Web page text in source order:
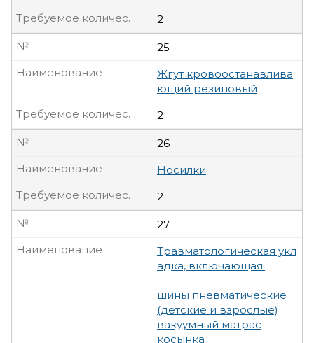
2
Требуемое количество, шт
25
№
Жгут кровоостанавлива
ющий резиновый
Наименование
2
Требуемое количество, шт
26
№
Носилки
Наименование
2
Требуемое количество, шт
27
№
Травматологическая укл
адка, включающая:
шины пневматические
(детские и взрослые)
вакуумный матрас
косынка
Наименование